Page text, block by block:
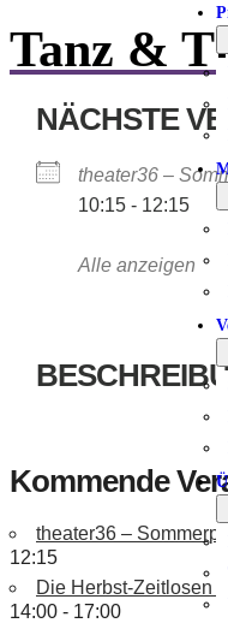
Tanz &
NÄCHSTE
theater36 –
10:15 - 12:15
Alle anzeigen
Kommende
theater36 –
12:15
Die Herbst-Zeitlosen -
14:00 - 17:00